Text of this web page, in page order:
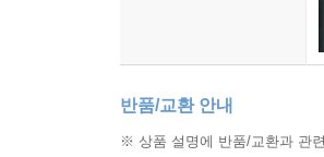
반품/교환 안내
※ 상품 설명에 반품/교환과 관